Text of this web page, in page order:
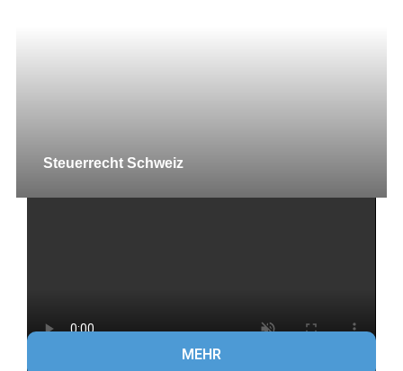
Steuerrecht Schweiz
MEHR